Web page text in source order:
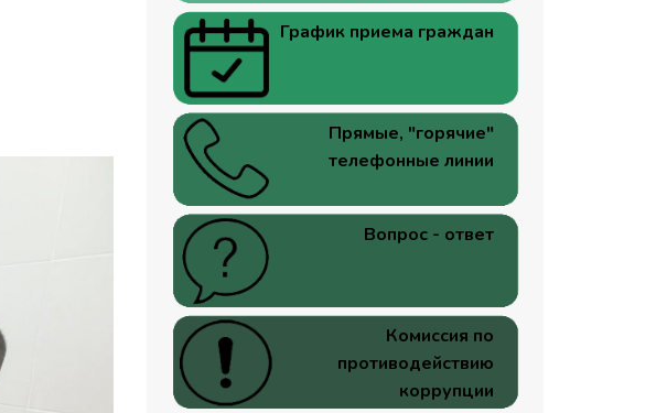
График приема граждан
Прямые, "горячие"
телефонные линии
Вопрос - ответ
Комиссия по
противодействию
коррупции